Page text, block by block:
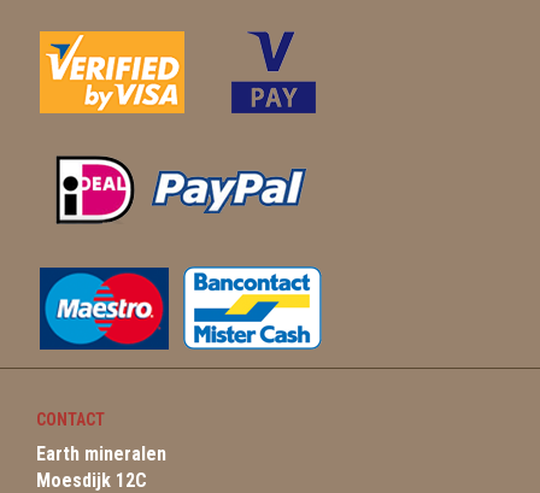
CONTACT
Earth mineralen
Moesdijk 12C